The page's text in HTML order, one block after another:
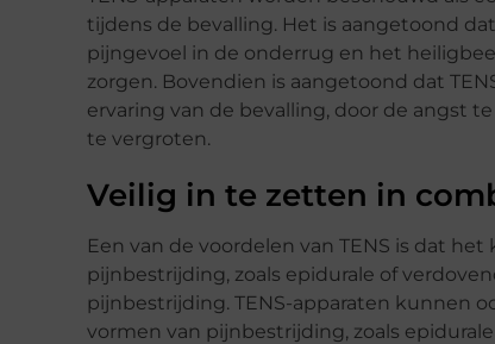
tijdens de bevalling. Het is aangetoond
pijngevoel in de onderrug en het
zorgen. Bovendien is aangetoond dat
ervaring van de bevalling, door de angst
te vergroten.
Veilig in te zetten in
Een van de voordelen van TENS is dat
pijnbestrijding, zoals epidurale of
pijnbestrijding. TENS-apparaten kunnen
vormen van pijnbestrijding, zoals